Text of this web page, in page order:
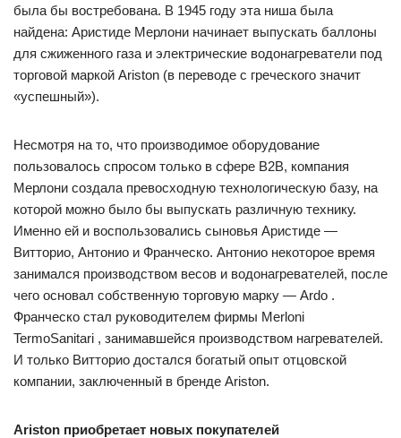
была бы востребована. В 1945 году эта ниша была
найдена: Аристиде Мерлони начинает выпускать баллоны
для сжиженного газа и электрические водонагреватели под
торговой маркой Ariston (в переводе с греческого значит
«успешный»).
Несмотря на то, что производимое оборудование
пользовалось спросом только в сфере B2B, компания
Мерлони создала превосходную технологическую базу, на
которой можно было бы выпускать различную технику.
Именно ей и воспользовались сыновья Аристиде —
Витторио, Антонио и Франческо. Антонио некоторое время
занимался производством весов и водонагревателей, после
чего основал собственную торговую марку — Ardo .
Франческо стал руководителем фирмы Merloni
TermoSanitari , занимавшейся производством нагревателей.
И только Витторио достался богатый опыт отцовской
компании, заключенный в бренде Ariston.
Ariston приобретает новых покупателей